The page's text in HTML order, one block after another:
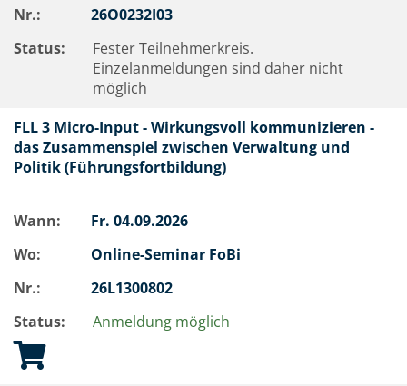
Nr.:
26O0232I03
Status:
Fester Teilnehmerkreis.
Einzelanmeldungen sind daher nicht
möglich
FLL 3 Micro-Input - Wirkungsvoll kommunizieren -
das Zusammenspiel zwischen Verwaltung und
Politik (Führungsfortbildung)
Wann: Fr. 04.09.2026
Wo:
Online-Seminar FoBi
Nr.:
26L1300802
Status:
Anmeldung möglich